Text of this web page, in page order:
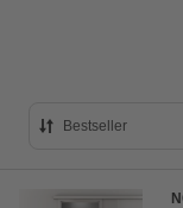
Bestseller